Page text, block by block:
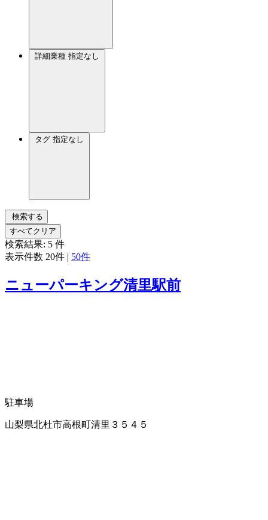
詳細業種 指定なし
タグ 指定なし
検索する
すべてクリア
検索結果: 5 件
表示件数 20件 | 50件
ニューパーキング清里駅前
駐車場
山梨県北杜市高根町清里３５４５